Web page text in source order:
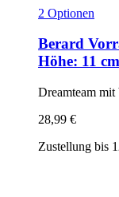
2 Optionen
Berard
Höhe: 11 cm
Dreamteam mit
28,99 €
Zustellung bis